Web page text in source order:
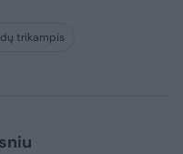
trikampis